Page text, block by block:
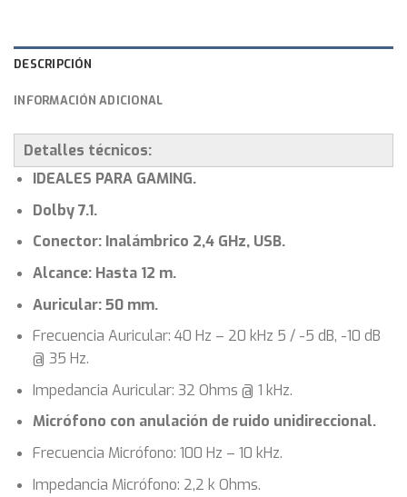
DESCRIPCIÓN
INFORMACIÓN ADICIONAL
Detalles técnicos:
IDEALES PARA GAMING.
Dolby 7.1.
Conector: Inalámbrico 2,4 GHz, USB.
Alcance: Hasta 12 m.
Auricular: 50 mm.
Frecuencia Auricular: 40 Hz – 20 kHz 5 / -5 dB, -10 dB
@ 35 Hz.
Impedancia Auricular: 32 Ohms @ 1 kHz.
Micrófono con anulación de ruido unidireccional.
Frecuencia Micrófono: 100 Hz – 10 kHz.
Impedancia Micrófono: 2,2 k Ohms.